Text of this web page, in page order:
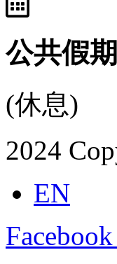
公共假期
(休息)
2024
EN
Facebook